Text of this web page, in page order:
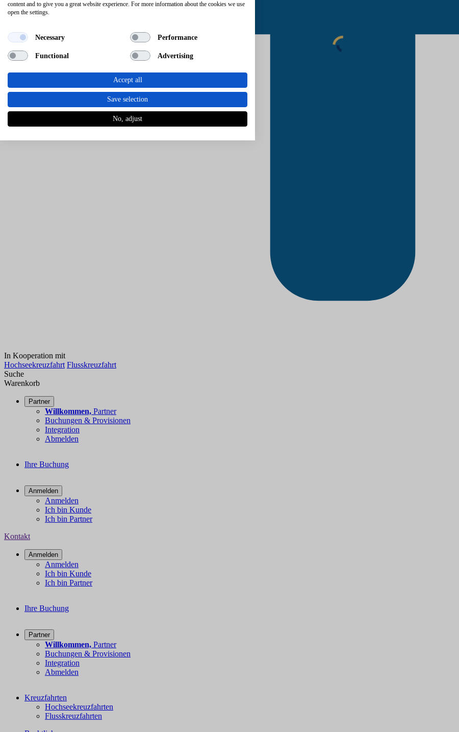
In Kooperation mit
Hochseekreuzfahrt Flusskreuzfahrt
Suche
Warenkorb
Partner
Willkommen, Partner
Buchungen & Provisionen
Integration
Abmelden
Ihre Buchung
Anmelden
Anmelden
Ich bin Kunde
Ich bin Partner
Kontakt
Anmelden
Anmelden
Ich bin Kunde
Ich bin Partner
Ihre Buchung
Partner
Willkommen, Partner
Buchungen & Provisionen
Integration
Abmelden
Kreuzfahrten
Hochseekreuzfahrten
Flusskreuzfahrten
content and to give you a great website experience. For more information about the cookies we use
open the settings.
Necessary Performance
Functional Advertising
Accept all
Save selection
No, adjust